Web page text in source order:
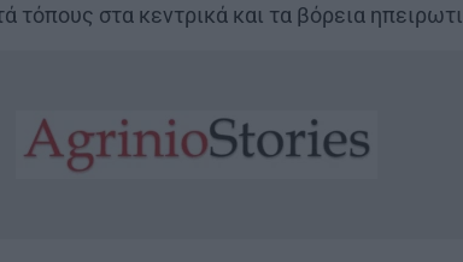
τόπους στα κεντρικά και τα βόρεια